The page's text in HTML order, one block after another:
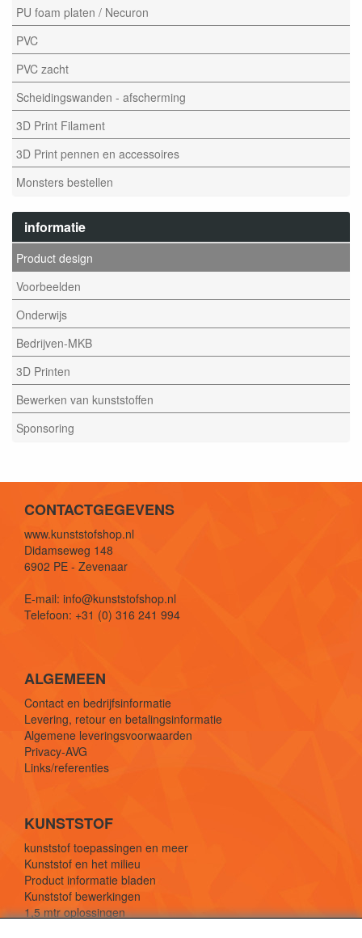
PU foam platen / Necuron
PVC
PVC zacht
Scheidingswanden - afscherming
3D Print Filament
3D Print pennen en accessoires
Monsters bestellen
informatie
Product design
Voorbeelden
Onderwijs
Bedrijven-MKB
3D Printen
Bewerken van kunststoffen
Sponsoring
CONTACTGEGEVENS
www.kunststofshop.nl
Didamseweg 148
6902 PE - Zevenaar
E-mail: info@kunststofshop.nl
Telefoon: +31 (0) 316 241 994
ALGEMEEN
Contact en bedrijfsinformatie
Levering, retour en betalingsinformatie
Algemene leveringsvoorwaarden
Privacy-AVG
Links/referenties
KUNSTSTOF
kunststof toepassingen en meer
Kunststof en het milieu
Product informatie bladen
Kunststof bewerkingen
1,5 mtr oplossingen